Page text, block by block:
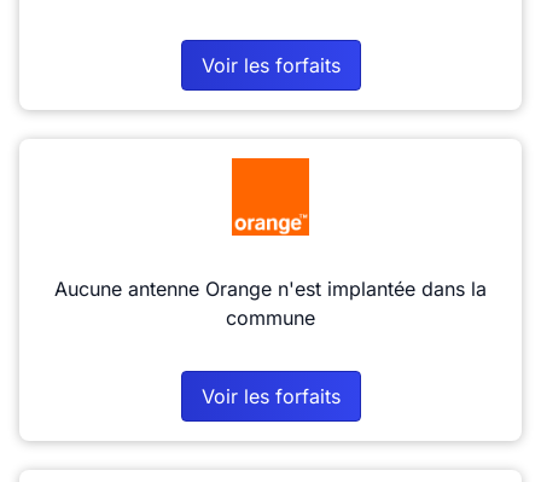
Voir les forfaits
Aucune antenne Orange n'est implantée dans la
commune
Voir les forfaits